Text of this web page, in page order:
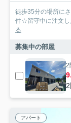
徒歩35分の場所に
件☆留守中に注文し
る
募集中の部屋
2
アパート